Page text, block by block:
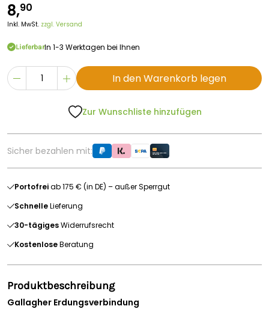
8,90
Inkl. MwSt. zzgl. Versand
LieferbarIn 1-3 Werktagen bei Ihnen
In den Warenkorb legen
Zur Wunschliste hinzufügen
Sicher bezahlen mit:
Portofreiab 175 € (in DE) – außer Sperrgut
SchnelleLieferung
30-tägigesWiderrufsrecht
KostenloseBeratung
Produktbeschreibung
Gallagher Erdungsverbindung